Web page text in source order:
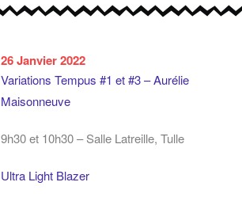
26 Janvier 2022
Variations Tempus #1 et #3 – Aurélie
Maisonneuve
9h30 et 10h30 – Salle Latreille, Tulle
Ultra Light Blazer